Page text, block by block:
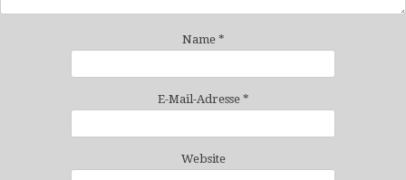
Name *
E-Mail-Adresse *
Website